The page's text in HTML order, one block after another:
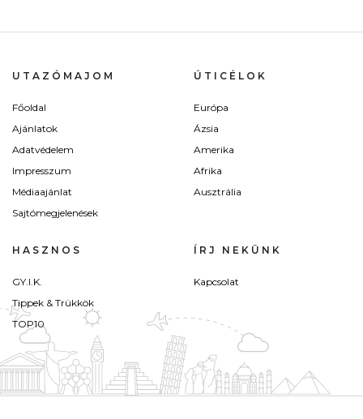
UTAZÓMAJOM
Főoldal
Ajánlatok
Adatvédelem
Impresszum
Médiaajánlat
Sajtómegjelenések
ÚTICÉLOK
Európa
Ázsia
Amerika
Afrika
Ausztrália
HASZNOS
GY.I.K.
Tippek & Trükkök
TOP10
ÍRJ NEKÜNK
Kapcsolat